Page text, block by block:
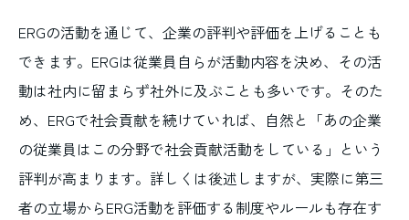
ERGの活動を通じて、企業の評判や評価を上げることも
できます。ERGは従業員自らが活動内容を決め、その活
動は社内に留まらず社外に及ぶことも多いです。そのた
め、ERGで社会貢献を続けていれば、自然と「あの企業
の従業員はこの分野で社会貢献活動をしている」という
評判が高まります。詳しくは後述しますが、実際に第三
者の立場からERG活動を評価する制度やルールも存在す